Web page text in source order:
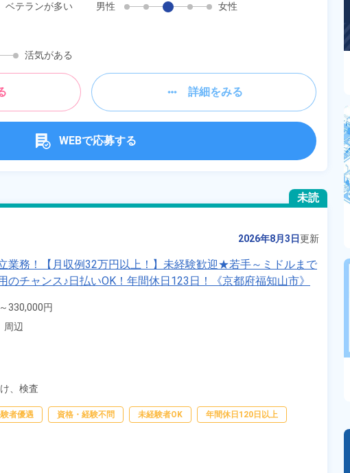
ベテランが多い
男性
女性
活気がある
詳細をみる
WEBで応募する
未読
2026年8月3日更新
業務！【月収例32万円以上！】未経験歓迎★若手～ミドルまで
チャンス♪日払いOK！年間休日123日！《京都府福知山市》
330,000円
円
周辺
、 検査
者優遇 資格・経験不問 未経験者OK 年間休日120日以上